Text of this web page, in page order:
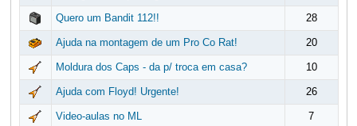
Quero um Bandit 112!! 28
Ajuda na montagem de um Pro Co Rat! 20
Moldura dos Caps - da p/ troca em casa? 10
Ajuda com Floyd! Urgente! 26
Video-aulas no ML 7